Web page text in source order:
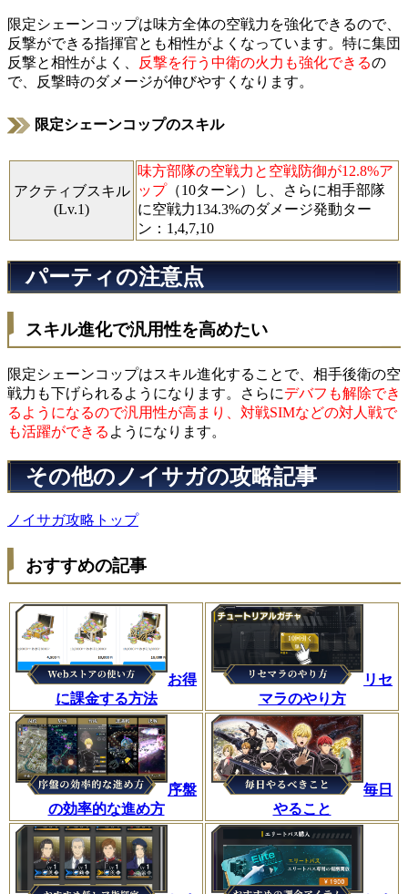
限定シェーンコップは味方全体の空戦力を強化できるので、
反撃ができる指揮官とも相性がよくなっています。特に集団
反撃と相性がよく、
反撃を行う中衛の火力も強化できるの
で、反撃時のダメージが伸びやすくなります。
限定シェーンコップのスキル
アクティブスキル
(Lv.1)
味方部隊の空戦力と空戦防御が12.8%ア
ップ （10ターン）し、さらに相手部隊
に空戦力134.3%のダメージ発動ター
ン：1,4,7,10
パーティの注意点
スキル進化で汎用性を高めたい
限定シェーンコップはスキル進化することで、相手後衛の空
戦力も下げられるようになります。さらにデバフも解除でき
るようになるので汎用性が高まり、対戦SIMなどの対人戦で
も活躍ができる ようになります。
その他のノイサガの攻略記事
ノイサガ攻略トップ
おすすめの記事
お得
に課金する方法
リセ
マラのやり方
序盤
の効率的な進め方
毎日
やること